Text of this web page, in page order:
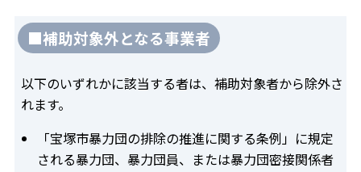
■補助対象外となる事業者
以下のいずれかに該当する者は、補助対象者から除外さ
れます。
「宝塚市暴力団の排除の推進に関する条例」に規定
される暴力団、暴力団員、または暴力団密接関係者